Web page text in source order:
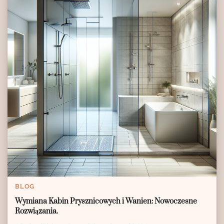
BLOG
Wymiana Kabin Prysznicowych i Wanien: Nowoczesne
Rozwiązania.